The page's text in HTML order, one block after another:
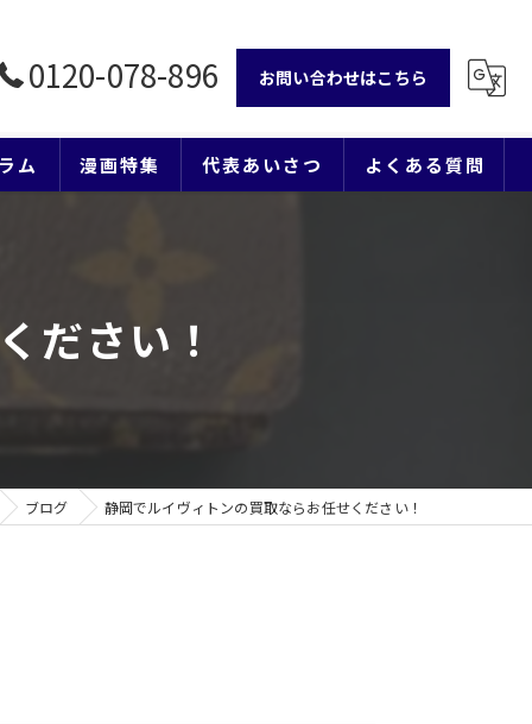
0120-078-896 お問い合わせはこちら
ム 漫画特集 代表あいさつ よくある質問
ださい！
ブログ 静岡でルイヴィトンの買取ならお任せください！